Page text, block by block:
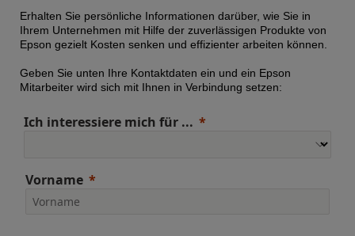
Erhalten Sie persönliche Informationen darüber, wie Sie in
Ihrem Unternehmen mit Hilfe der zuverlässigen Produkte von
Epson gezielt Kosten senken und effizienter arbeiten können.
Geben Sie unten Ihre Kontaktdaten ein und ein Epson
Mitarbeiter wird sich mit Ihnen in Verbindung setzen:
Ich interessiere mich für ...
Vorname